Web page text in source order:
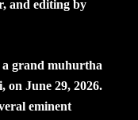
and editing by
grand muhurtha
on June 29, 2026.
eminent